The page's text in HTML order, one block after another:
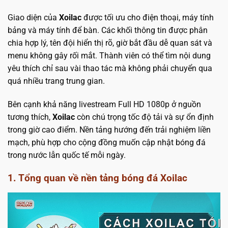
Giao diện của Xoilac được tối ưu cho điện thoại, máy tính
bảng và máy tính để bàn. Các khối thông tin được phân
chia hợp lý, tên đội hiển thị rõ, giờ bắt đầu dễ quan sát và
menu không gây rối mắt. Thành viên có thể tìm nội dung
yêu thích chỉ sau vài thao tác mà không phải chuyển qua
quá nhiều trang trung gian.
Bên cạnh khả năng livestream Full HD 1080p ở nguồn
tương thích, Xoilac còn chú trọng tốc độ tải và sự ổn định
trong giờ cao điểm. Nền tảng hướng đến trải nghiệm liền
mạch, phù hợp cho cộng đồng muốn cập nhật bóng đá
trong nước lẫn quốc tế mỗi ngày.
1. Tổng quan về nền tảng bóng đá Xoilac